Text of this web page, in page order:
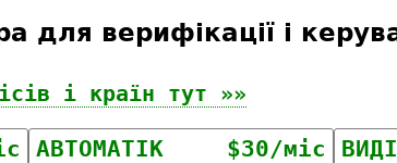
для верифікації і
і країн тут »»
АВТОМАТІК
$30/міс